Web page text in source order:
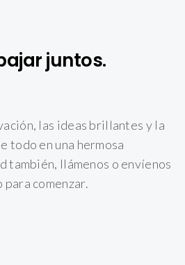
juntos.
las ideas brillantes y la
todo en una hermosa
también, llámenos o envíenos
comenzar.